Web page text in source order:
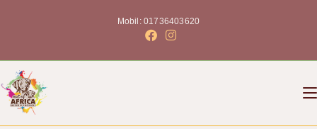
Mobil: 01736403620